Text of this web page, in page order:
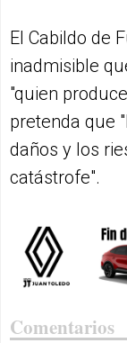
El Cabildo de
inadmisible
"quien
pretenda que
daños y los
catástrofe".
Comentarios